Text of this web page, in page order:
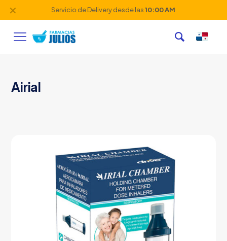
Servicio de Delivery desde las10:00 AM
✕
Airial